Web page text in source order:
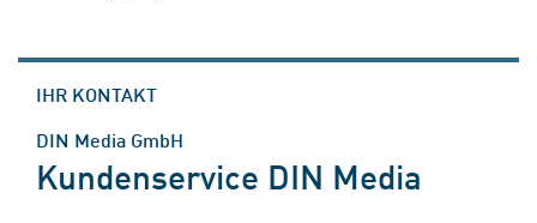
IHR KONTAKT
DIN Media GmbH
Kundenservice DIN Media